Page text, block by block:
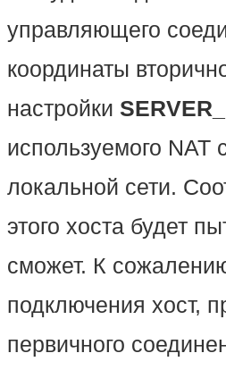
управляющего
координаты
настройки
используемого NAT
локальной сети.
этого хоста будет
сможет. К
подключения хост,
первичного